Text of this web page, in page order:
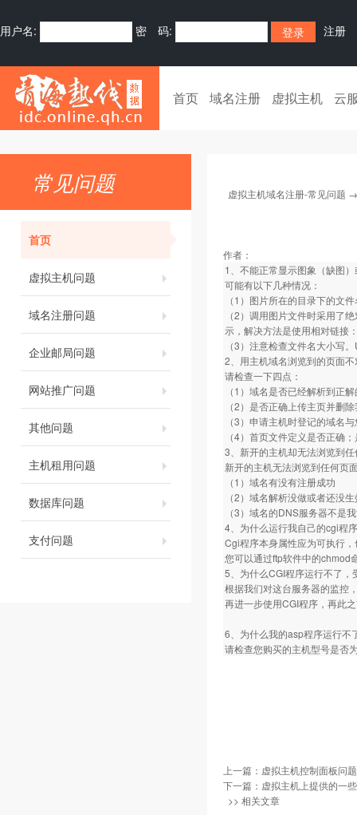
用户名: 密 码: 注册
首页 域名注册 虚拟主机 云
常见问题
首页
虚拟主机问题
域名注册问题
企业邮局问题
网站推广问题
其他问题
主机租用问题
数据库问题
支付问题
虚拟主机域名注册-常见问题
作者：
1、不能正常显示图象（缺图
可能有以下几种情况：
（1）图片所在的目录下的文
（2）调用图片文件时采用了
示，解决方法是使用相对链接
（3）注意检查文件名大小写
2、用主机域名浏览到的页面
请检查一下四点：
（1）域名是否已经解析到正
（2）是否正确上传主页并删
（3）申请主机时登记的域名
（4）首页文件定义是否正确
3、新开的主机却无法浏览到
新开的主机无法浏览到任何页
（1）域名有没有注册成功
（2）域名解析没做或者还没
（3）域名的DNS服务器不是
4、为什么运行我自己的cgi程
Cgi程序本身属性应为可执行
您可以通过ftp软件中的chmod
5、为什么CGI程序运行不了，
根据我们对这台服务器的监控
再进一步使用CGI程序，再此
6、为什么我的asp程序运行不
请检查您购买的主机型号是否
上一篇： 虚拟主机控制面板问题
下一篇： 虚拟主机上提供的一
>> 相关文章